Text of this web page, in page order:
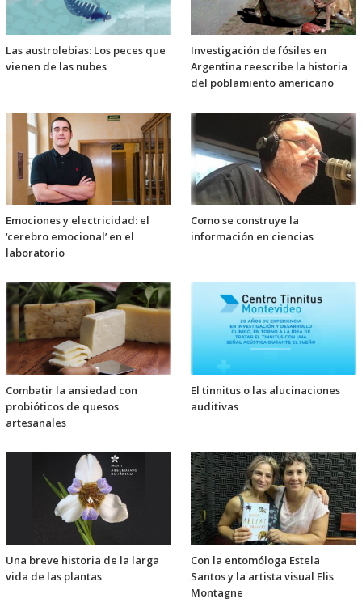
Las austrolebias: Los peces que
vienen de las nubes
Investigación de fósiles en
Argentina reescribe la historia
del poblamiento americano
Emociones y electricidad: el
‘cerebro emocional’ en el
laboratorio
Como se construye la
información en ciencias
Combatir la ansiedad con
probióticos de quesos
artesanales
El tinnitus o las alucinaciones
auditivas
Una breve historia de la larga
vida de las plantas
Con la entomóloga Estela
Santos y la artista visual Elis
Montagne